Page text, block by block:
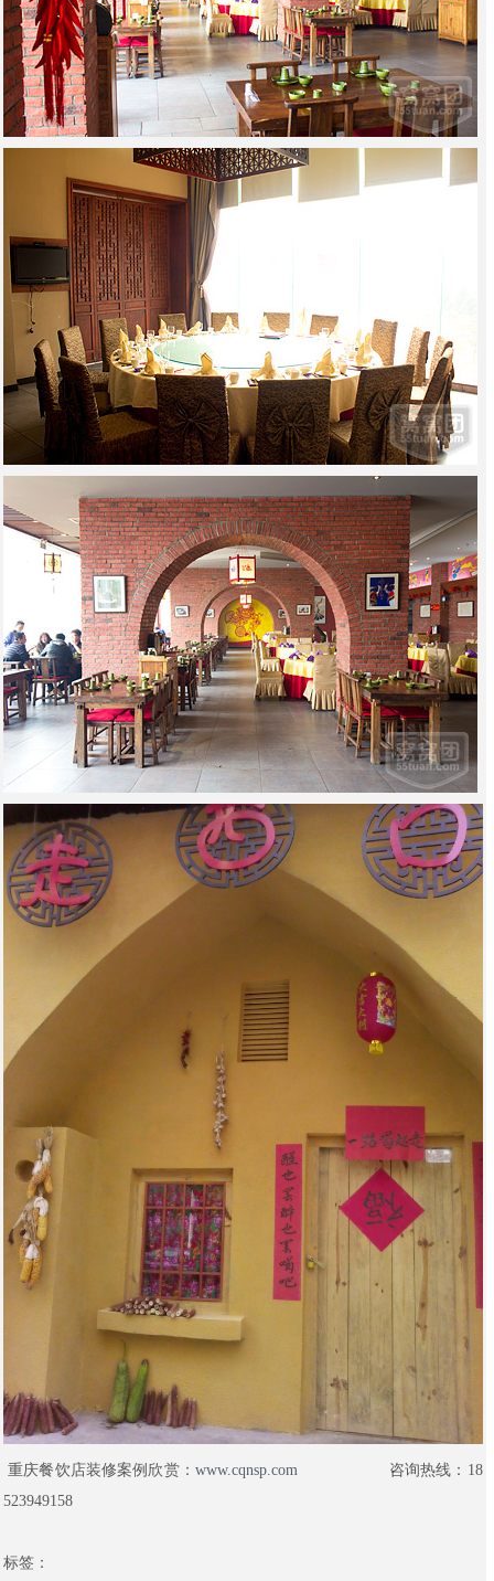
重庆餐饮店装修案例欣赏： www.cqnsp.com 咨询热线：18
523949158
标签：